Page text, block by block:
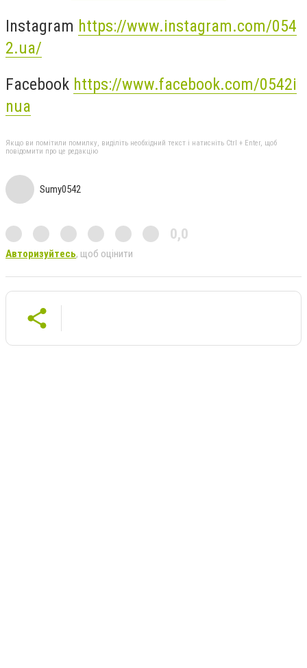
Instagram https://www.instagram.com/054
2.ua/
Facebook https://www.facebook.com/0542i
nua
Якщо ви помітили помилку, виділіть необхідний текст і натисніть Ctrl + Enter, щоб
повідомити про це редакцію
Sumy0542
0,0
Авторизуйтесь, щоб оцінити